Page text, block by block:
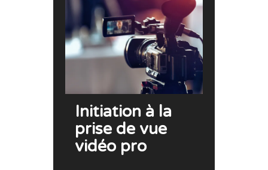
Initiation à la
prise de vue
vidéo pro